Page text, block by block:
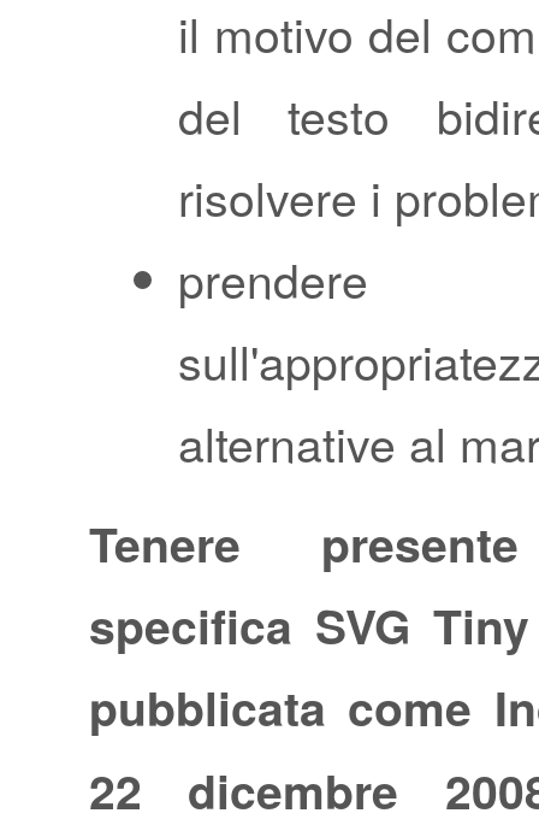
il motivo del
del testo
risolvere i
prendere
alternative al
Tenere
specifica SVG
pubblicata come
22 dicembre